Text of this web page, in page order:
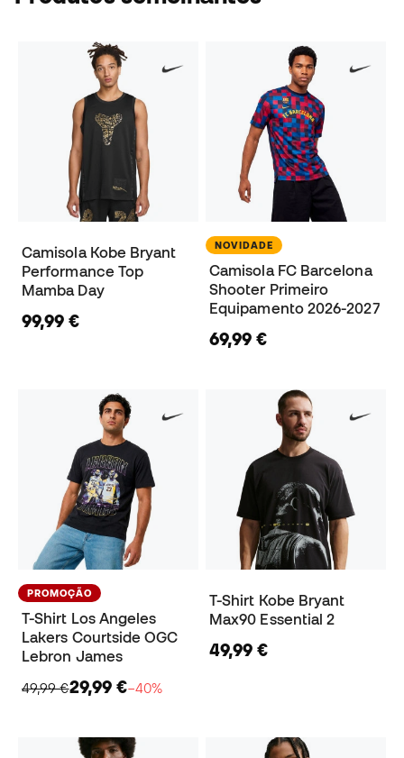
Camisola Kobe Bryant
Performance Top
Mamba Day
99,99 €
NOVIDADE
Camisola FC Barcelona
Shooter Primeiro
Equipamento 2026-2027
69,99 €
PROMOÇÃO
T-Shirt Los Angeles
Lakers Courtside OGC
Lebron James
49,99 €29,99 €−40%
T-Shirt Kobe Bryant
Max90 Essential 2
49,99 €